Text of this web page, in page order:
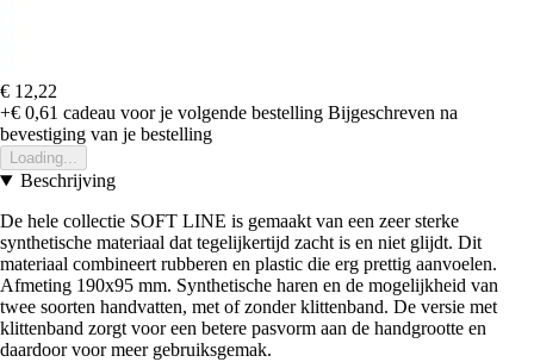
€ 12,22
+€ 0,61 cadeau voor je volgende bestelling Bijgeschreven na
bevestiging van je bestelling
Loading...
Beschrijving
De hele collectie SOFT LINE is gemaakt van een zeer sterke
synthetische materiaal dat tegelijkertijd zacht is en niet glijdt. Dit
materiaal combineert rubberen en plastic die erg prettig aanvoelen.
Afmeting 190x95 mm. Synthetische haren en de mogelijkheid van
twee soorten handvatten, met of zonder klittenband. De versie met
klittenband zorgt voor een betere pasvorm aan de handgrootte en
daardoor voor meer gebruiksgemak.